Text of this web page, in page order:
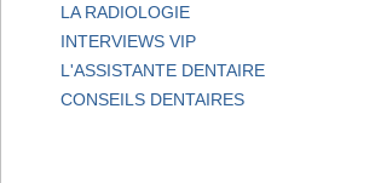
LA RADIOLOGIE
INTERVIEWS VIP
L'ASSISTANTE DENTAIRE
CONSEILS DENTAIRES